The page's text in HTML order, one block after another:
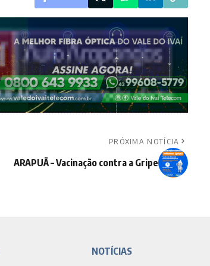
PRÓXIMA NOTÍCIA
ARAPUÃ – Vacinação contra a Gripe
NOTÍCIAS